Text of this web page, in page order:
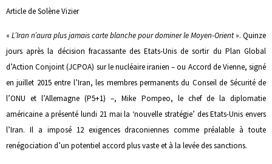
Article de Solène Vizier
« L’Iran n’aura plus jamais carte blanche pour dominer le Moyen-Orient». Quinze
jours après la décision fracassante des Etats-Unis de sortir du Plan Global
d’Action Conjoint (JCPOA) sur le nucléaire iranien – ou Accord de Vienne, signé
en juillet 2015 entre l’Iran, les membres permanents du Conseil de Sécurité de
l’ONU et l’Allemagne (P5+1) –, Mike Pompeo, le chef de la diplomatie
américaine a présenté lundi 21 mai la ‘nouvelle stratégie’ des Etats-Unis envers
l’Iran. Il a imposé 12 exigences draconiennes comme préalable à toute
renégociation d’un potentiel accord plus vaste et à la levée des sanctions.